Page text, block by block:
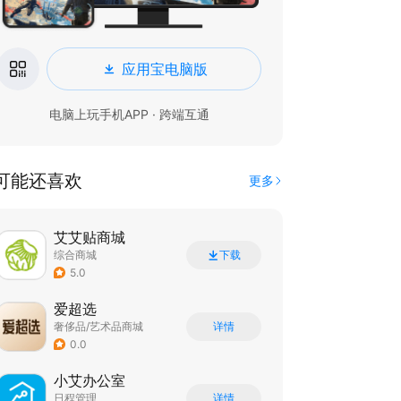
应用宝电脑版
电脑上玩手机APP · 跨端互通
能还喜欢 更多
艾艾贴商城
综合商城
5.0
下载
爱超选
奢侈品/艺术品商城
0.0
详情
小艾办公室
日程管理 详情